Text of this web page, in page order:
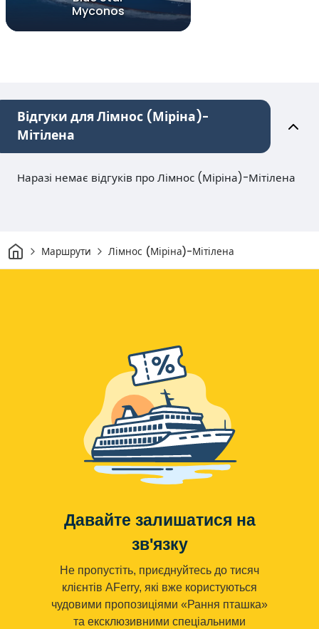
Myconos
Відгуки для Лімнос (Міріна)-
Мітілена
Наразі немає відгуків про Лімнос (Міріна)-Мітілена
Дім Маршрути Лімнос (Міріна)-Мітілена
Давайте залишатися на
зв'язку
Не пропустіть, приєднуйтесь до тисяч
клієнтів AFerry, які вже користуються
чудовими пропозиціями «Рання пташка»
та ексклюзивними спеціальними